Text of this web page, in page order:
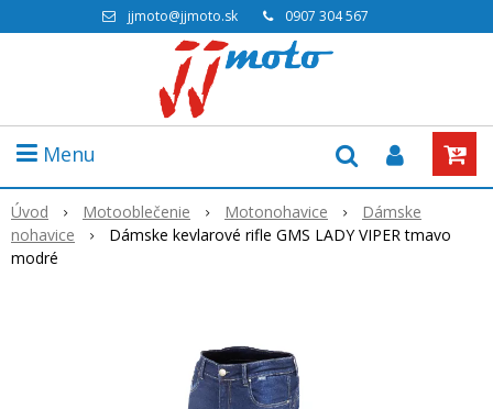
jjmoto@jjmoto.sk 0907 304 567
Menu
Úvod Motooblečenie Motonohavice
Dámske
nohavice
Dámske kevlarové rifle GMS LADY VIPER tmavo
modré